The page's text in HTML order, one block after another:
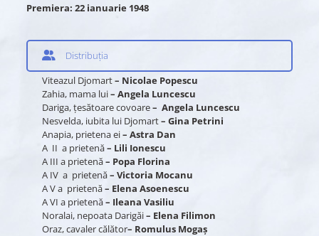
Premiera: 22 ianuarie 1948
Distribuția
Viteazul Djomart– Nicolae Popescu
Zahia, mama lui– Angela Luncescu
Dariga, ţesătoare covoare– Angela Luncescu
Nesvelda, iubita lui Djomart– Gina Petrini
Anapia, prietena ei– Astra Dan
A II a prietenă– Lili Ionescu
A III a prietenă– Popa Florina
A IV a prietenă– Victoria Mocanu
A V a prietenă– Elena Asoenescu
A VI a prietenă– Ileana Vasiliu
Noralai, nepoata Darigăi– Elena Filimon
Oraz, cavaler călător– Romulus Mogaş